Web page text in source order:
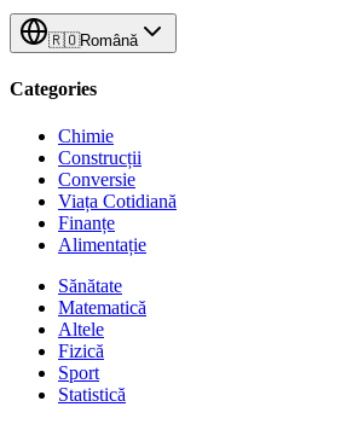
🇷🇴Română
Categories
Chimie
Construcții
Conversie
Viața Cotidiană
Finanțe
Alimentație
Sănătate
Matematică
Altele
Fizică
Sport
Statistică